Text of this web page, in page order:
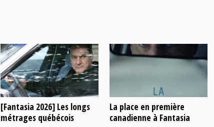
[Fantasia 2026] Les longs
métrages québécois
La place en première
canadienne à Fantasia